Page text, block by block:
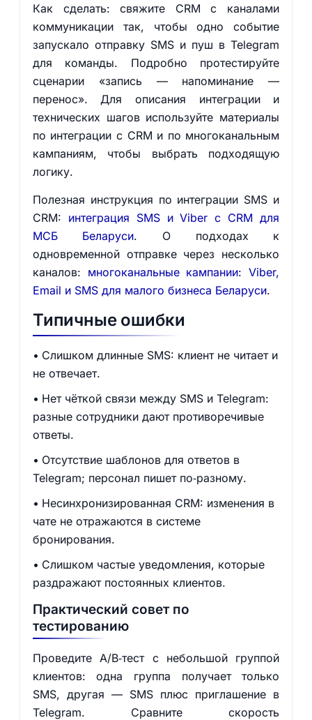
Как сделать: свяжите CRM с каналами
коммуникации так, чтобы одно событие
запускало отправку SMS и пуш в Telegram
для команды. Подробно протестируйте
сценарии «запись — напоминание —
перенос». Для описания интеграции и
технических шагов используйте материалы
по интеграции с CRM и по многоканальным
кампаниям, чтобы выбрать подходящую
логику.
Полезная инструкция по интеграции SMS и
CRM: интеграция SMS и Viber с CRM для
МСБ Беларуси. О подходах к
одновременной отправке через несколько
каналов: многоканальные кампании: Viber,
Email и SMS для малого бизнеса Беларуси.
Типичные ошибки
Слишком длинные SMS: клиент не читает и
не отвечает.
Нет чёткой связи между SMS и Telegram:
разные сотрудники дают противоречивые
ответы.
Отсутствие шаблонов для ответов в
Telegram; персонал пишет по‑разному.
Несинхронизированная CRM: изменения в
чате не отражаются в системе
бронирования.
Слишком частые уведомления, которые
раздражают постоянных клиентов.
Практический совет по
тестированию
Проведите A/B‑тест с небольшой группой
клиентов: одна группа получает только
SMS, другая — SMS плюс приглашение в
Telegram. Сравните скорость